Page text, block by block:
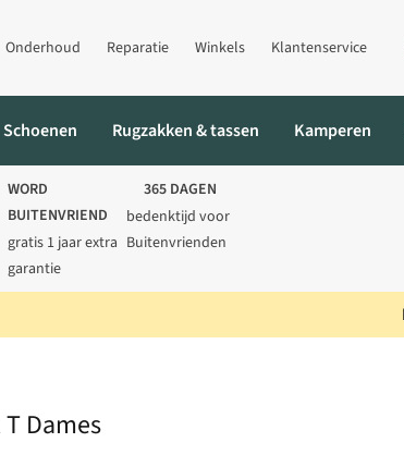
Onderhoud Reparatie Winkels Klantenservice
Schoenen Rugzakken & tassen Kamperen
WORD
BUITENVRIEND
gratis 1 jaar extra
garantie
365 DAGEN
bedenktijd voor
Buitenvrienden
Dames